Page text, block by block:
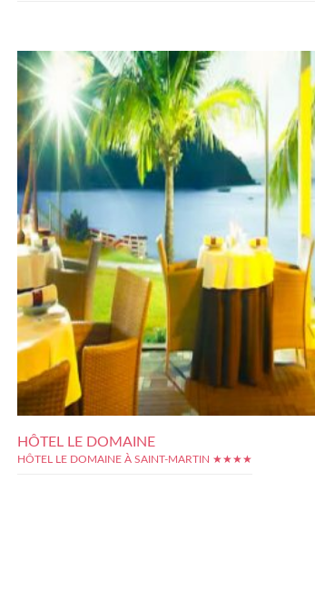
HÔTEL LE DOMAINE
HÔTEL LE DOMAINE À SAINT-MARTIN ★★★★